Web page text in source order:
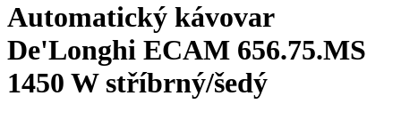
Automatický kávovar
De'Longhi ECAM 656.75.MS
1450 W stříbrný/šedý